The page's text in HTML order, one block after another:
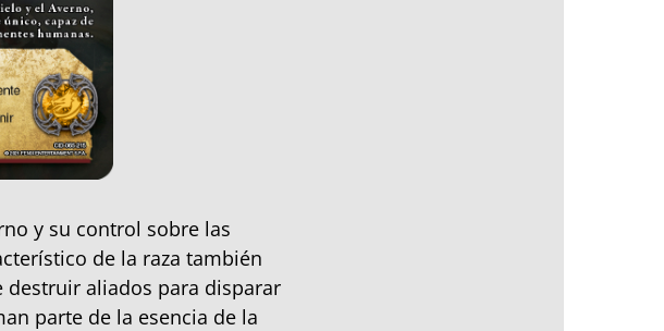
y su control sobre las
de la raza también
destruir aliados para disparar
parte de la esencia de la